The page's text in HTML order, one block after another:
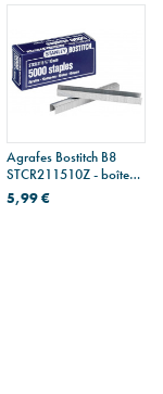
Agrafes Bostitch B8
STCR211510Z - boîte
de 5000
5,99 €